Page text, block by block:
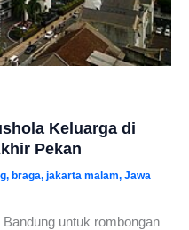
Keluarga di
Pekan
, braga, jakarta malam, Jawa
untuk rombongan